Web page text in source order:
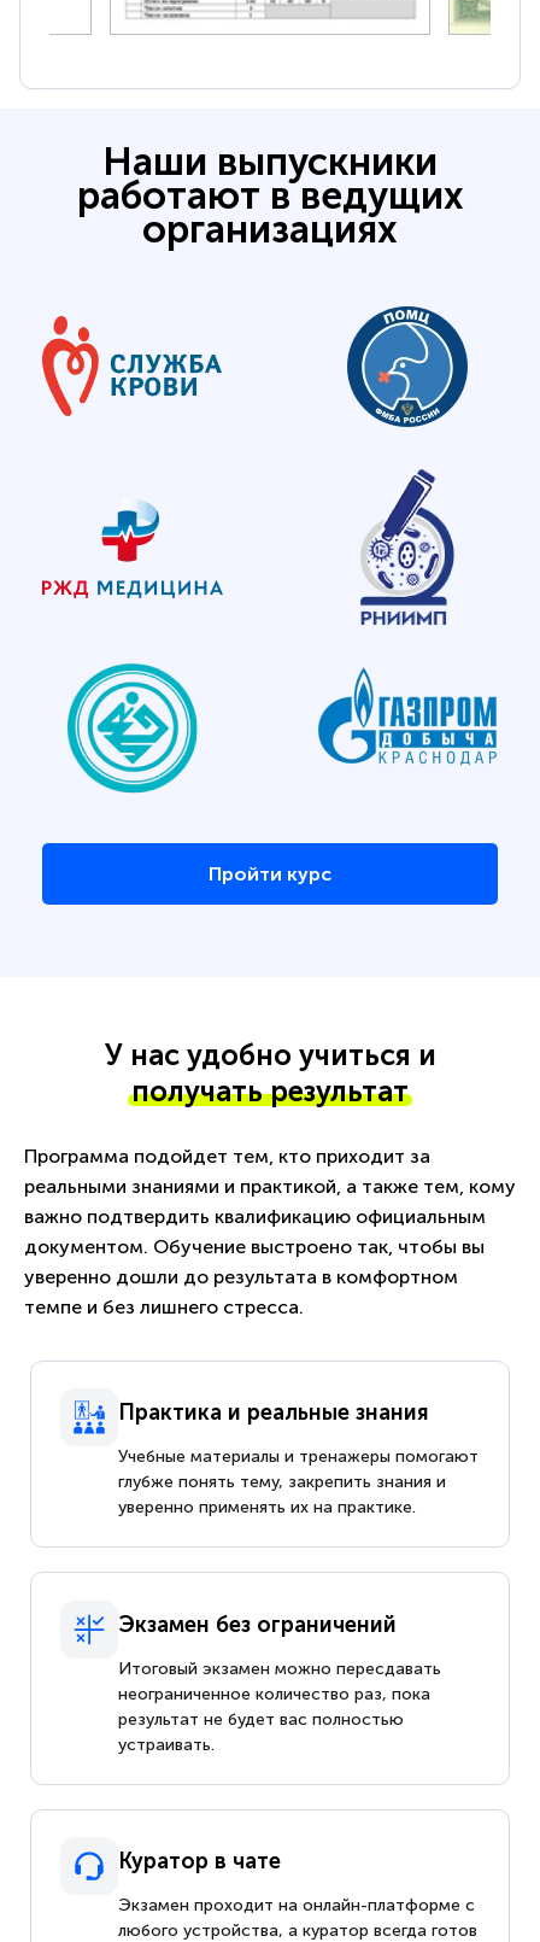
Наши выпускники
работают в ведущих
организациях
Пройти курс
У нас удобно учиться и
получать результат
Программа подойдет тем, кто приходит за
реальными знаниями и практикой, а также тем, кому
важно подтвердить квалификацию официальным
документом. Обучение выстроено так, чтобы вы
уверенно дошли до результата в комфортном
темпе и без лишнего стресса.
Практика и реальные знания
Учебные материалы и тренажеры помогают
глубже понять тему, закрепить знания и
уверенно применять их на практике.
Экзамен без ограничений
Итоговый экзамен можно пересдавать
неограниченное количество раз, пока
результат не будет вас полностью
устраивать.
Куратор в чате
Экзамен проходит на онлайн-платформе с
любого устройства, а куратор всегда готов